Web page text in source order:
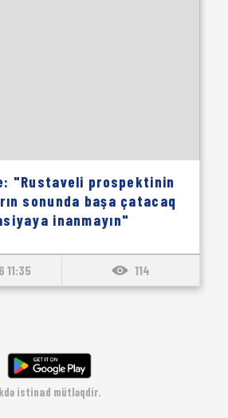
"Rustaveli prospektinin
sonunda başa çatacaq
inanmayın"
11:35 114
istinad mütləqdir.